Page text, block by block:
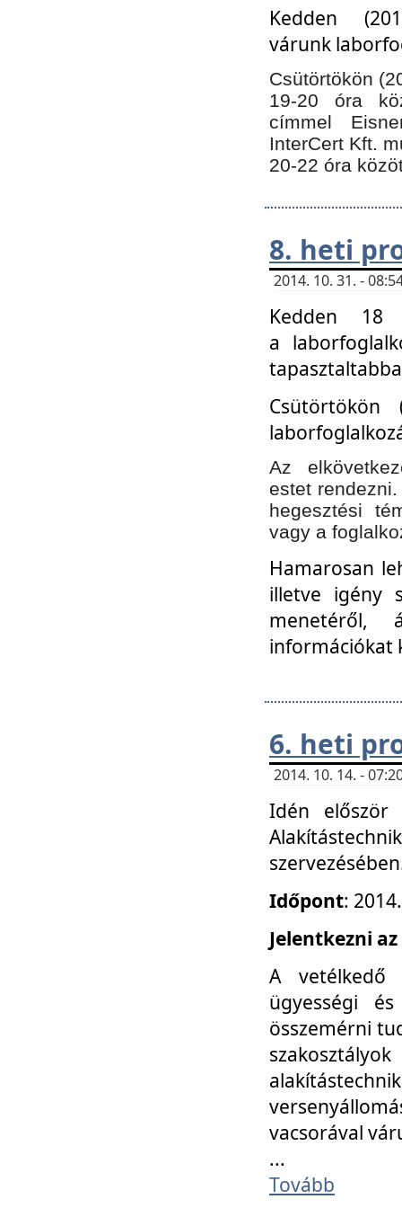
Kedden
várunk
Csütörtökön
19-20 óra
címmel
InterCert Kft.
20-22 óra
8. heti
2014. 10. 31. -
Kedden 18
a
Az
estet
hegesztési
vagy a
Hamarosan
illetve igény
menetéről,
információkat
6. heti
2014. 10. 14. -
Idén
Időpont:
Jelentkezni az
A vetélkedő
ügyességi
összemérni
vacsorával
...
Tovább